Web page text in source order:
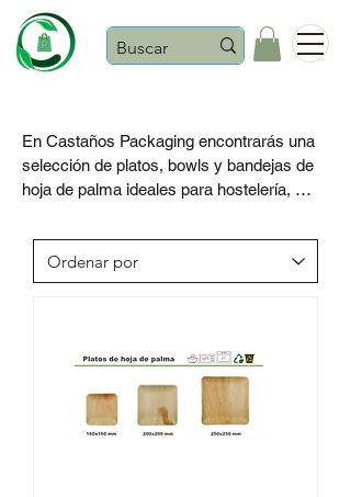
En Castaños Packaging encontrarás una
selección de platos, bowls y bandejas de
hoja de palma ideales para hostelería,
tanto para negocios pequeños como para
grandes servicios.
presentaciones cuidadas en
celebraciones, fiestas populares, food
trucks y restauración.